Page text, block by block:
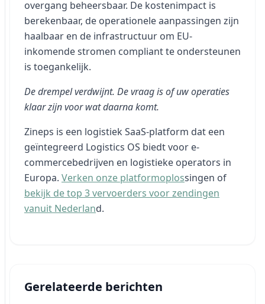
overgang beheersbaar. De kostenimpact is
berekenbaar, de operationele aanpassingen zijn
haalbaar en de infrastructuur om EU-
inkomende stromen compliant te ondersteunen
is toegankelijk.
De drempel verdwijnt. De vraag is of uw operaties
klaar zijn voor wat daarna komt.
Zineps is een logistiek SaaS-platform dat een
geïntegreerd Logistics OS biedt voor e-
commercebedrijven en logistieke operators in
Europa. Verken onze platformoplossingen of
bekijk de top 3 vervoerders voor zendingen
vanuit Nederland.
Gerelateerde berichten